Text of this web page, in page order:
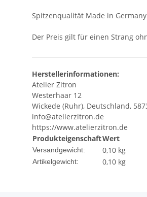
Spitzenqualität Made in Germany
Der Preis gilt für einen Strang
Herstellerinformationen:
Atelier Zitron
Westerhaar 12
Wickede (Ruhr), Deutschland,
info@atelierzitron.de
https://www.atelierzitron.de
ProdukteigenschaftWert
Versandgewicht: 0,10 kg
Artikelgewicht: 0,10 kg